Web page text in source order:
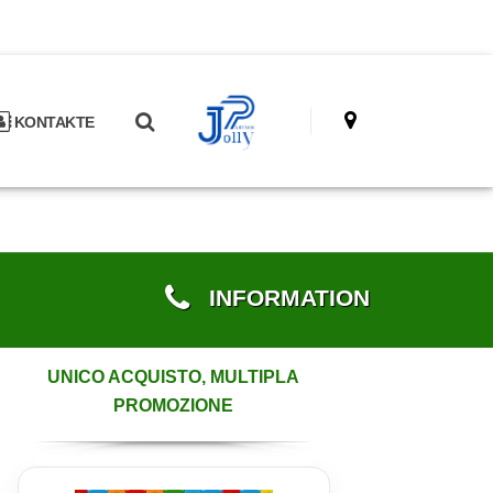
KONTAKTE
INFORMATION
UNICO ACQUISTO, MULTIPLA
PROMOZIONE